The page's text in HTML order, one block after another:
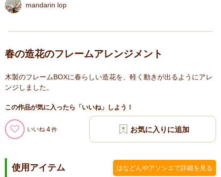
mandarin lop
春の造花のフレームアレンジメント
木製のフレームBOXに春らしい造花を、軽く動きが出るようにアレ
ンジしました。
この作品が気に入ったら「いいね」しよう！
いいね 4
使用アイテム はなどんやアソシエで詳細を見る